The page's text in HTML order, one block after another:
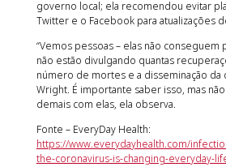
governo local; ela recomendou evitar
Twitter e o Facebook para atualizações
“Vemos pessoas – elas não conseguem
não estão divulgando quantas
número de mortes e a disseminação da
Wright. É importante saber isso, mas
demais com elas, ela observa.
Fonte – EveryDay Health:
https://www.everydayhealth.com/
the-coronavirus-is-changing-everyday-